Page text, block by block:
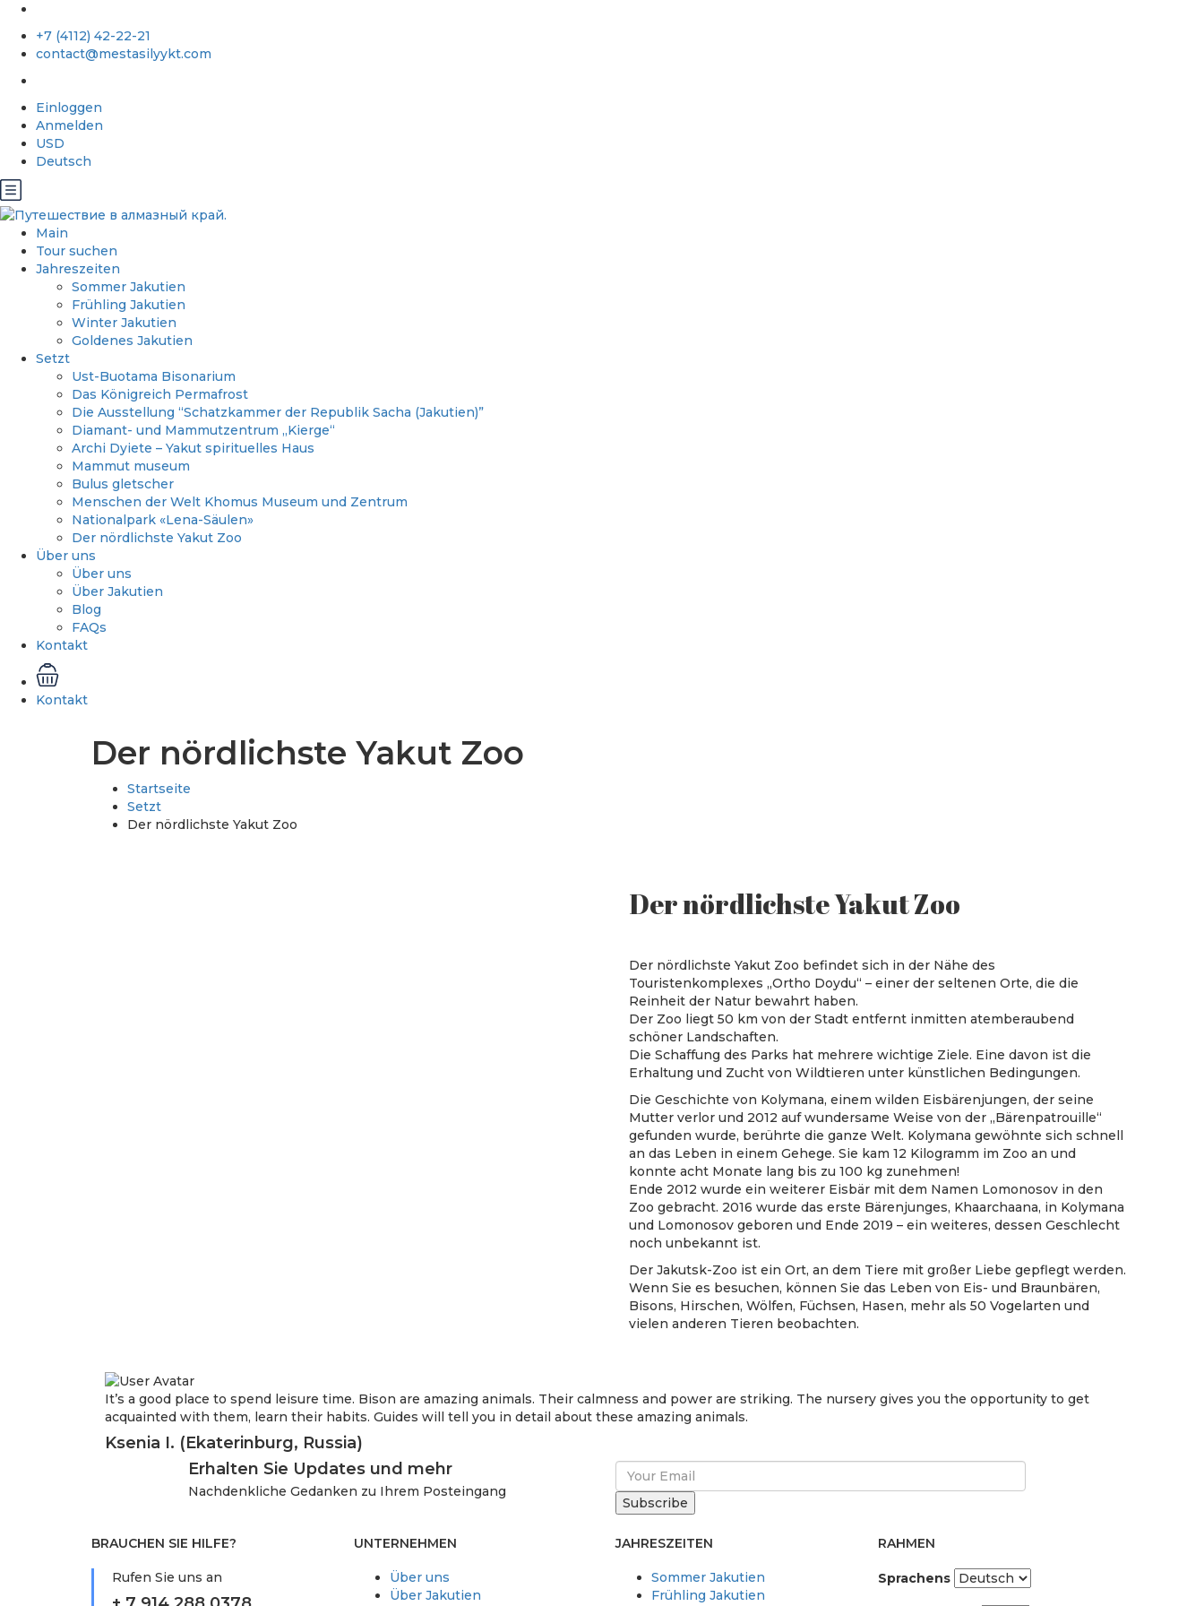
+7 (4112) 42-22-21
contact@mestasilyykt.com
Einloggen
Anmelden
USD
Deutsch
Main
Tour suchen
Jahreszeiten
Sommer Jakutien
Frühling Jakutien
Winter Jakutien
Goldenes Jakutien
Setzt
Ust-Buotama Bisonarium
Das Königreich Permafrost
Die Ausstellung “Schatzkammer der Republik Sacha (Jakutien)”
Diamant- und Mammutzentrum „Kierge“
Archi Dyiete – Yakut spirituelles Haus
Mammut museum
Bulus gletscher
Menschen der Welt Khomus Museum und Zentrum
Nationalpark «Lena-Säulen»
Der nördlichste Yakut Zoo
Über uns
Über uns
Über Jakutien
Blog
FAQs
Kontakt
Kontakt
Der nördlichste Yakut Zoo
Startseite
Setzt
Der nördlichste Yakut Zoo
Der nördlichste Yakut Zoo
Der nördlichste Yakut Zoo befindet sich in der Nähe des
Touristenkomplexes „Ortho Doydu“ – einer der seltenen Orte, die die
Reinheit der Natur bewahrt haben.
Der Zoo liegt 50 km von der Stadt entfernt inmitten atemberaubend
schöner Landschaften.
Die Schaffung des Parks hat mehrere wichtige Ziele. Eine davon ist die
Erhaltung und Zucht von Wildtieren unter künstlichen Bedingungen.
Die Geschichte von Kolymana, einem wilden Eisbärenjungen, der seine
Mutter verlor und 2012 auf wundersame Weise von der „Bärenpatrouille“
gefunden wurde, berührte die ganze Welt. Kolymana gewöhnte sich schnell
an das Leben in einem Gehege. Sie kam 12 Kilogramm im Zoo an und
konnte acht Monate lang bis zu 100 kg zunehmen!
Ende 2012 wurde ein weiterer Eisbär mit dem Namen Lomonosov in den
Zoo gebracht. 2016 wurde das erste Bärenjunges, Khaarchaana, in Kolymana
und Lomonosov geboren und Ende 2019 – ein weiteres, dessen Geschlecht
noch unbekannt ist.
Der Jakutsk-Zoo ist ein Ort, an dem Tiere mit großer Liebe gepflegt werden.
Wenn Sie es besuchen, können Sie das Leben von Eis- und Braunbären,
Bisons, Hirschen, Wölfen, Füchsen, Hasen, mehr als 50 Vogelarten und
vielen anderen Tieren beobachten.
It’s a good place to spend leisure time. Bison are amazing animals. Their calmness and power are striking. The nursery gives you the opportunity to get
acquainted with them, learn their habits. Guides will tell you in detail about these amazing animals.
Ksenia I. (Ekaterinburg, Russia)
Erhalten Sie Updates und mehr
Nachdenkliche Gedanken zu Ihrem Posteingang
BRAUCHEN SIE HILFE?
Rufen Sie uns an
UNTERNEHMEN
Über uns
Über Jakutien
JAHRESZEITEN
Sommer Jakutien
Frühling Jakutien
RAHMEN
Sprachens